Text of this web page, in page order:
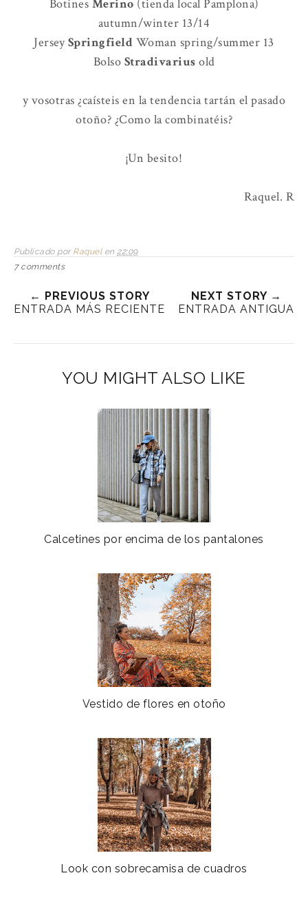
Botines Merino (tienda local Pamplona)
autumn/winter 13/14
JerseySpringfield Woman spring/summer 13
Bolso Stradivarius old
y vosotras ¿caísteis en la tendencia tartán el pasado
otoño? ¿Como la combinatéis?
¡Un besito!
Raquel. R
Publicado por Raquel en 22:09
7 comments
← PREVIOUS STORY
ENTRADA MÁS RECIENTE
NEXT STORY →
ENTRADA ANTIGUA
YOU MIGHT ALSO LIKE
Calcetines por encima de los pantalones
Vestido de flores en otoño
Look con sobrecamisa de cuadros